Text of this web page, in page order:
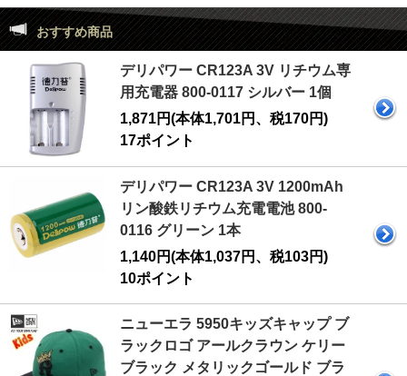
おすすめ商品
デリパワー CR123A 3V リチウム専
用充電器 800-0117 シルバー 1個
1,871円(本体1,701円、税170円)
17ポイント
デリパワー CR123A 3V 1200mAh
リン酸鉄リチウム充電電池 800-
0116 グリーン 1本
1,140円(本体1,037円、税103円)
10ポイント
ニューエラ 5950キッズキャップ ブ
ラックロゴ アールクラウン ケリー
ブラック メタリックゴールド ブラ